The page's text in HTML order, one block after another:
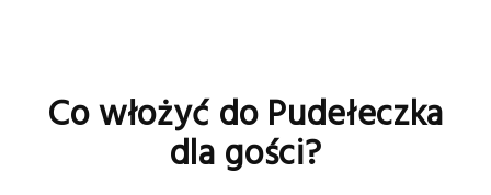
Co włożyć do Pudełeczka
dla gości?